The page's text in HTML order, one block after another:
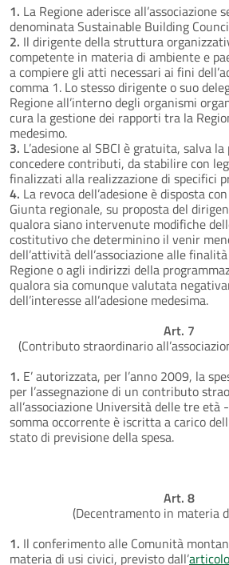
1. La Regione aderisce all’associazione
denominata Sustainable Building
2. Il dirigente della struttura
competente in materia di ambiente e
a compiere gli atti necessari ai fini
comma 1. Lo stesso dirigente o suo
Regione all’interno degli organismi
cura la gestione dei rapporti tra la
medesimo.
3. L’adesione al SBCI è gratuita, salva
concedere contributi, da stabilire con
finalizzati alla realizzazione di specifici
4. La revoca dell’adesione è disposta
Giunta regionale, su proposta del
qualora siano intervenute modifiche
costitutivo che determinino il venir
dell’attività dell’associazione alle
Regione o agli indirizzi della
qualora sia comunque valutata
dell’interesse all’adesione medesima.
Art. 7
(Contributo straordinario
1. E’ autorizzata, per l’anno 2009, la
per l’assegnazione di un contributo
all’associazione Università delle tre età
somma occorrente è iscritta a carico
stato di previsione della spesa.
Art. 8
(Decentramento in materia
1. Il conferimento alle Comunità
materia di usi civici, previsto dall’